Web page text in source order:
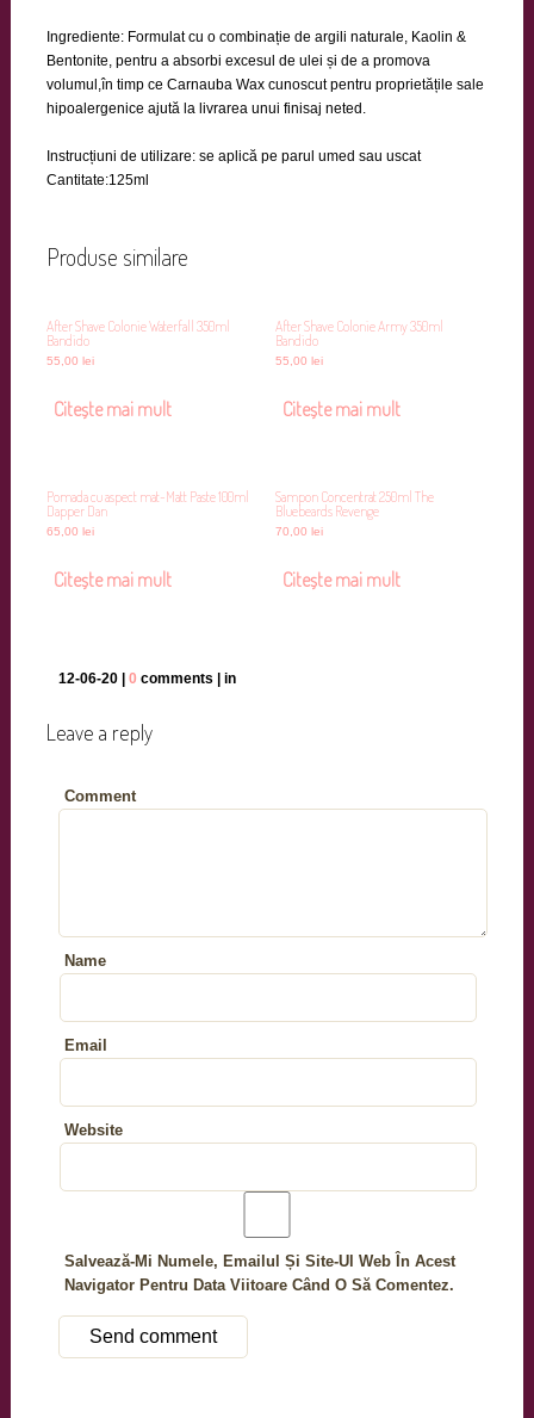
Ingrediente: Formulat cu o combinație de argili naturale, Kaolin &
Bentonite, pentru a absorbi excesul de ulei și de a promova
volumul,în timp ce Carnauba Wax cunoscut pentru proprietățile sale
hipoalergenice ajută la livrarea unui finisaj neted.
Instrucțiuni de utilizare: se aplică pe parul umed sau uscat
Cantitate:125ml
Produse similare
After Shave Colonie Waterfall 350ml
Bandido
55,00 lei
Citește mai mult
After Shave Colonie Army 350ml
Bandido
55,00lei
Citește mai mult
Pomada cu aspect mat-Matt Paste 100ml
Dapper Dan
65,00 lei
Citește mai mult
Sampon Concentrat 250ml The
Bluebeards Revenge
70,00lei
Citește mai mult
12-06-20 | 0 comments | in
Leave a reply
Comment
Name
Email
Website
Salvează-Mi Numele, Emailul Și Site-Ul Web În Acest
Navigator Pentru Data Viitoare Când O Să Comentez.